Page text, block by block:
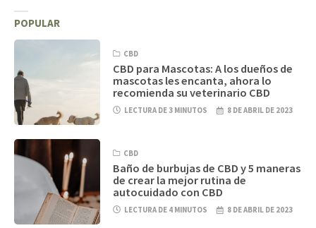
POPULAR
CBD
CBD para Mascotas: A los dueños de
mascotas les encanta, ahora lo
recomienda su veterinario CBD
LECTURA DE 3 MINUTOS 8 DE ABRIL DE 2023
CBD
Baño de burbujas de CBD y 5 maneras
de crear la mejor rutina de
autocuidado con CBD
LECTURA DE 4 MINUTOS 8 DE ABRIL DE 2023